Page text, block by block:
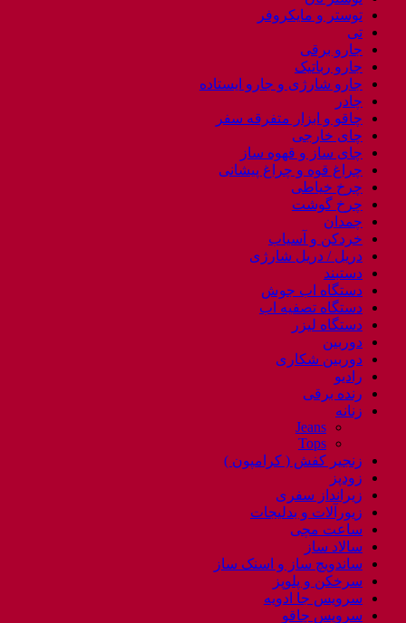
توستر و مایکروفر
تی
جارو برقی
جارو رباتیک
جارو شارژی و جارو ایستاده
چادر
چاقو و ابزار متفرقه سفر
چای خارجی
چای ساز و قهوه ساز
چراغ قوه و چراغ پیشانی
چرخ خیاطی
چرخ گوشت
چمدان
خردکن و آسیاب
دریل / دریل شارژی
دستبند
دستگاه اب جوش
دستگاه تصفیه اب
دستگاه لیزر
دوربین
دوربین شکاری
رادیو
رنده برقی
زنانه
Jeans
Tops
زنجیر کفش ( کرامپون )
زودپز
زیرانداز سفری
زیورآلات و بدلیجات
ساعت مچی
سالاد ساز
ساندویچ ساز و اسنک ساز
سرخکن و پلوپز
سرویس جا ادویه
سرویس چاقو